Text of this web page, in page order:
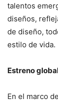
talentos
diseños,
de diseño,
estilo de vida.
Estreno
En el marco